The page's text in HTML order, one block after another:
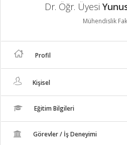
Dr. Öğr. Üyesi
Mühendislik
Profil
Kişisel
Eğitim Bilgileri
Görevler / İş Deneyimi